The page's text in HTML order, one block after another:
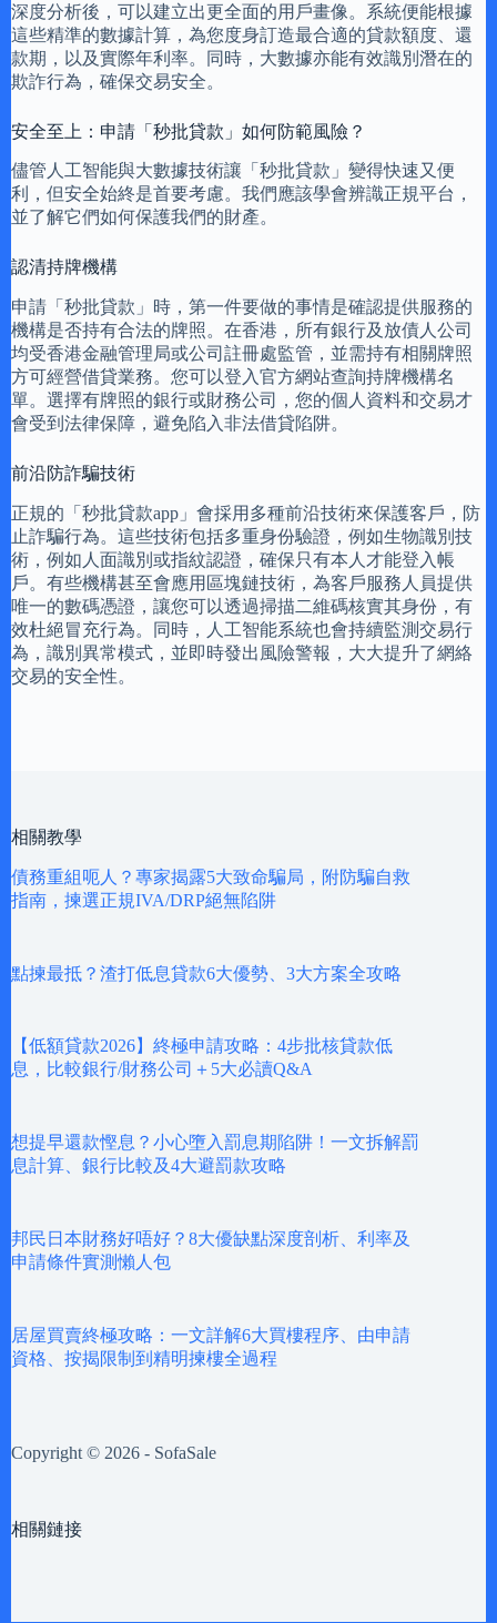
深度分析後，可以建立出更全面的用戶畫像。系統便能根據
這些精準的數據計算，為您度身訂造最合適的貸款額度、還
款期，以及實際年利率。同時，大數據亦能有效識別潛在的
欺詐行為，確保交易安全。
安全至上：申請「秒批貸款」如何防範風險？
儘管人工智能與大數據技術讓「秒批貸款」變得快速又便
利，但安全始終是首要考慮。我們應該學會辨識正規平台，
並了解它們如何保護我們的財產。
認清持牌機構
申請「秒批貸款」時，第一件要做的事情是確認提供服務的
機構是否持有合法的牌照。在香港，所有銀行及放債人公司
均受香港金融管理局或公司註冊處監管，並需持有相關牌照
方可經營借貸業務。您可以登入官方網站查詢持牌機構名
單。選擇有牌照的銀行或財務公司，您的個人資料和交易才
會受到法律保障，避免陷入非法借貸陷阱。
前沿防詐騙技術
正規的「秒批貸款app」會採用多種前沿技術來保護客戶，防
止詐騙行為。這些技術包括多重身份驗證，例如生物識別技
術，例如人面識別或指紋認證，確保只有本人才能登入帳
戶。有些機構甚至會應用區塊鏈技術，為客戶服務人員提供
唯一的數碼憑證，讓您可以透過掃描二維碼核實其身份，有
效杜絕冒充行為。同時，人工智能系統也會持續監測交易行
為，識別異常模式，並即時發出風險警報，大大提升了網絡
交易的安全性。
相關教學
債務重組呃人？專家揭露5大致命騙局，附防騙自救
指南，揀選正規IVA/DRP絕無陷阱
點揀最抵？渣打低息貸款6大優勢、3大方案全攻略
【低額貸款2026】終極申請攻略：4步批核貸款低
息，比較銀行/財務公司＋5大必讀Q&A
想提早還款慳息？小心墮入罰息期陷阱！一文拆解罰
息計算、銀行比較及4大避罰款攻略
邦民日本財務好唔好？8大優缺點深度剖析、利率及
申請條件實測懶人包
居屋買賣終極攻略：一文詳解6大買樓程序、由申請
資格、按揭限制到精明揀樓全過程
Copyright © 2026 - SofaSale
相關鏈接